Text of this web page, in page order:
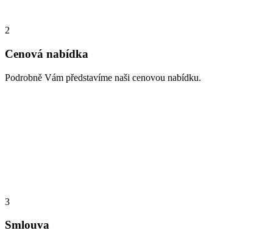
2
Cenová nabídka
Podrobně Vám představíme naši cenovou nabídku.
3
Smlouva